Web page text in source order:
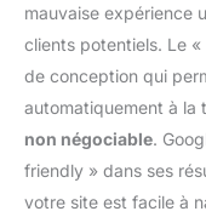
mauvaise expérience
clients potentiels. Le
de conception qui
automatiquement à la
non négociable.
friendly » dans ses
votre site est facile à